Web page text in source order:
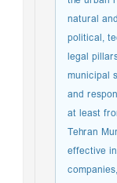
natural
political,
legal
and
at least
Tehran
effective